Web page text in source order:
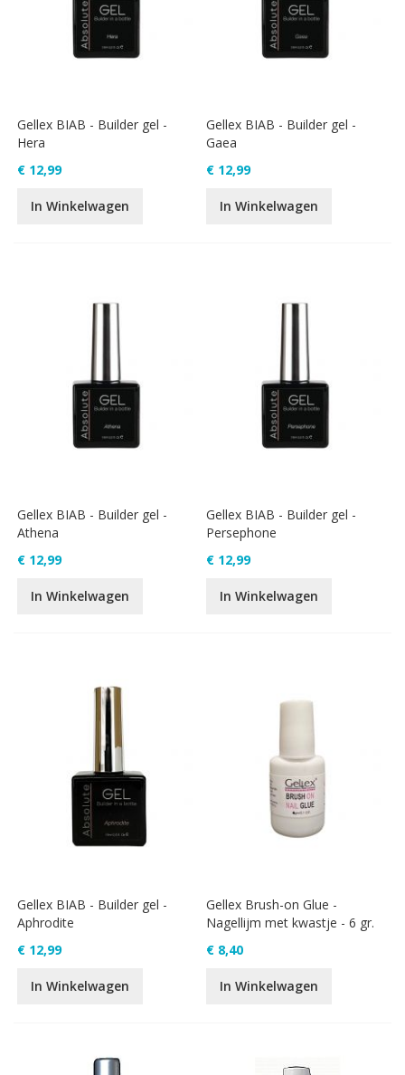
Gellex BIAB - Builder gel -
Hera
€ 12,99
In Winkelwagen
Gellex BIAB - Builder gel -
Gaea
€ 12,99
In Winkelwagen
Gellex BIAB - Builder gel -
Athena
€ 12,99
In Winkelwagen
Gellex BIAB - Builder gel -
Persephone
€ 12,99
In Winkelwagen
Gellex BIAB - Builder gel -
Aphrodite
€ 12,99
In Winkelwagen
Gellex Brush-on Glue -
Nagellijm met kwastje - 6 gr.
€ 8,40
In Winkelwagen